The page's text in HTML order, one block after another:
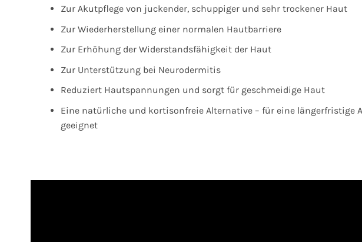
Zur Akutpflege von juckender, schuppiger und sehr trockener Haut
Zur Wiederherstellung einer normalen Hautbarriere
Zur Erhöhung der Widerstandsfähigkeit der Haut
Zur Unterstützung bei Neurodermitis
Reduziert Hautspannungen und sorgt für geschmeidige Haut
Eine natürliche und kortisonfreie Alternative – für eine längerfristige
geeignet